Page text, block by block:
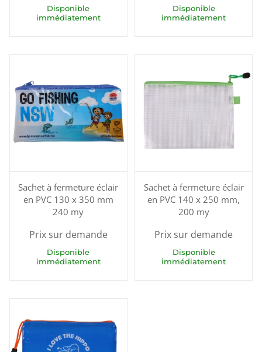
Disponible
immédiatement
Disponible
immédiatement
Sachet à fermeture éclair
en PVC 130 x 350 mm
240 my
Prix sur demande
Disponible
immédiatement
Sachet à fermeture éclair
en PVC 140 x 250 mm,
200 my
Prix sur demande
Disponible
immédiatement